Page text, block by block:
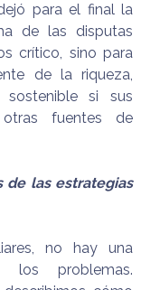
para el final la
de las disputas
crítico, sino para
de la riqueza,
sostenible si sus
fuentes de
de las estrategias
no hay una
los problemas.